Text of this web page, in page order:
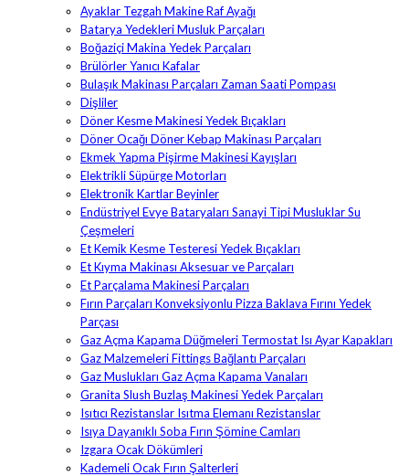
Ayaklar Tezgah Makine Raf Ayağı
Batarya Yedekleri Musluk Parçaları
Boğaziçi Makina Yedek Parçaları
Brülörler Yanıcı Kafalar
Bulaşık Makinası Parçaları Zaman Saati Pompası
Dişliler
Döner Kesme Makinesi Yedek Bıçakları
Döner Ocağı Döner Kebap Makinası Parçaları
Ekmek Yapma Pişirme Makinesi Kayışları
Elektrikli Süpürge Motorları
Elektronik Kartlar Beyinler
Endüstriyel Evye Bataryaları Sanayi Tipi Musluklar Su
Çeşmeleri
Et Kemik Kesme Testeresi Yedek Bıçakları
Et Kıyma Makinası Aksesuar ve Parçaları
Et Parçalama Makinesi Parçaları
Fırın Parçaları Konveksiyonlu Pizza Baklava Fırını Yedek
Parçası
Gaz Açma Kapama Düğmeleri Termostat Isı Ayar Kapakları
Gaz Malzemeleri Fittings Bağlantı Parçaları
Gaz Muslukları Gaz Açma Kapama Vanaları
Granita Slush Buzlaş Makinesi Yedek Parçaları
Isıtıcı Rezistanslar Isıtma Elemanı Rezistanslar
Isıya Dayanıklı Soba Fırın Şömine Camları
Izgara Ocak Dökümleri
Kademeli Ocak Fırın Şalterleri